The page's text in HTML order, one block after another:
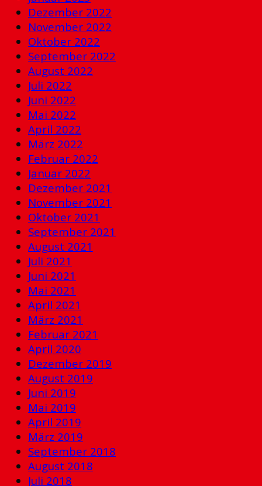
Dezember 2022
November 2022
Oktober 2022
September 2022
August 2022
Juli 2022
Juni 2022
Mai 2022
April 2022
März 2022
Februar 2022
Januar 2022
Dezember 2021
November 2021
Oktober 2021
September 2021
August 2021
Juli 2021
Juni 2021
Mai 2021
April 2021
März 2021
Februar 2021
April 2020
Dezember 2019
August 2019
Juni 2019
Mai 2019
April 2019
März 2019
September 2018
August 2018
Juli 2018